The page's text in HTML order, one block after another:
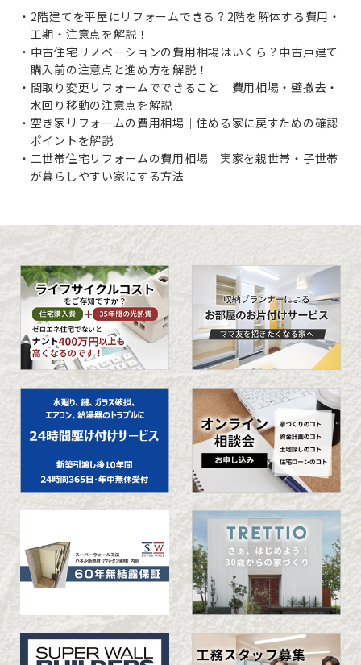
2階建てを平屋にリフォームできる？2階を解体する費用・
工期・注意点を解説！
中古住宅リノベーションの費用相場はいくら？中古戸建て
購入前の注意点と進め方を解説！
間取り変更リフォームでできること｜費用相場・壁撤去・
水回り移動の注意点を解説
空き家リフォームの費用相場｜住める家に戻すための確認
ポイントを解説
二世帯住宅リフォームの費用相場｜実家を親世帯・子世帯
が暮らしやすい家にする方法